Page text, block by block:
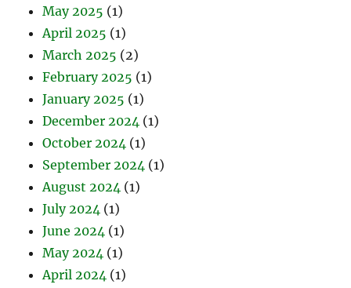
May 2025 (1)
April 2025 (1)
March 2025 (2)
February 2025 (1)
January 2025 (1)
December 2024 (1)
October 2024 (1)
September 2024 (1)
August 2024 (1)
July 2024 (1)
June 2024 (1)
May 2024 (1)
April 2024 (1)